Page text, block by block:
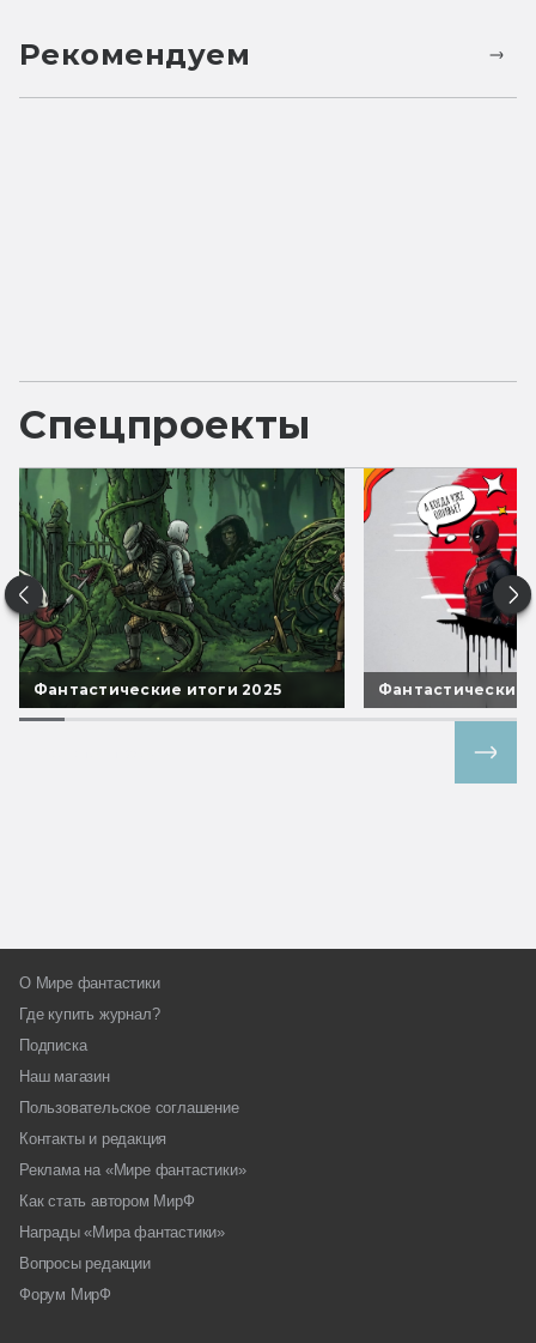
Рекомендуем
Спецпроекты
Фантастические итоги 2025 Фантастические
О Мире фантастики
Где купить журнал?
Подписка
Наш магазин
Пользовательское соглашение
Контакты и редакция
Реклама на «Мире фантастики»
Как стать автором МирФ
Награды «Мира фантастики»
Вопросы редакции
Форум МирФ